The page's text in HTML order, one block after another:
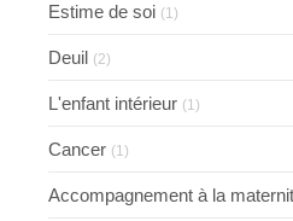
Estime de soi (1)
Deuil (2)
L'enfant intérieur (1)
Cancer (1)
Accompagnement à la